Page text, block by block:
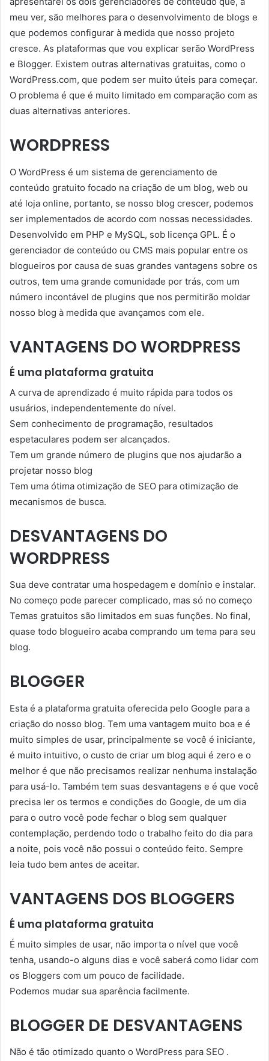
meu ver, são melhores para o desenvolvimento de blogs e
que podemos configurar à medida que nosso projeto
cresce. As plataformas que vou explicar serão WordPress
e Blogger. Existem outras alternativas gratuitas, como o
WordPress.com, que podem ser muito úteis para começar.
O problema é que é muito limitado em comparação com as
duas alternativas anteriores.
WORDPRESS
O WordPress é um sistema de gerenciamento de
conteúdo gratuito focado na criação de um blog, web ou
até loja online, portanto, se nosso blog crescer, podemos
ser implementados de acordo com nossas necessidades.
Desenvolvido em PHP e MySQL, sob licença GPL. É o
gerenciador de conteúdo ou CMS mais popular entre os
blogueiros por causa de suas grandes vantagens sobre os
outros, tem uma grande comunidade por trás, com um
número incontável de plugins que nos permitirão moldar
nosso blog à medida que avançamos com ele.
VANTAGENS DO WORDPRESS
É uma plataforma gratuita
A curva de aprendizado é muito rápida para todos os
usuários, independentemente do nível.
Sem conhecimento de programação, resultados
espetaculares podem ser alcançados.
Tem um grande número de plugins que nos ajudarão a
projetar nosso blog
Tem uma ótima otimização de SEO para otimização de
mecanismos de busca.
DESVANTAGENS DO
WORDPRESS
Sua deve contratar uma hospedagem e domínio e instalar.
No começo pode parecer complicado, mas só no começo
Temas gratuitos são limitados em suas funções. No final,
quase todo blogueiro acaba comprando um tema para seu
blog.
BLOGGER
Esta é a plataforma gratuita oferecida pelo Google para a
criação do nosso blog. Tem uma vantagem muito boa e é
muito simples de usar, principalmente se você é iniciante,
é muito intuitivo, o custo de criar um blog aqui é zero e o
melhor é que não precisamos realizar nenhuma instalação
para usá-lo. Também tem suas desvantagens e é que você
precisa ler os termos e condições do Google, de um dia
para o outro você pode fechar o blog sem qualquer
contemplação, perdendo todo o trabalho feito do dia para
a noite, pois você não possui o conteúdo feito. Sempre
leia tudo bem antes de aceitar.
VANTAGENS DOS BLOGGERS
É uma plataforma gratuita
É muito simples de usar, não importa o nível que você
tenha, usando-o alguns dias e você saberá como lidar com
os Bloggers com um pouco de facilidade.
Podemos mudar sua aparência facilmente.
BLOGGER DE DESVANTAGENS
Não é tão otimizado quanto o WordPress para SEO .